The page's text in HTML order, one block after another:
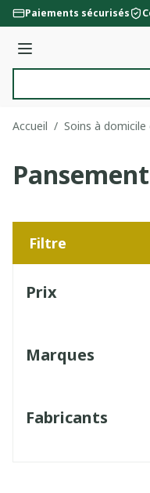
Aller au contenu
Paiements sécurisés
Menu
Accueil / Soins à
Filtre
Prix
Marques
Fabricants